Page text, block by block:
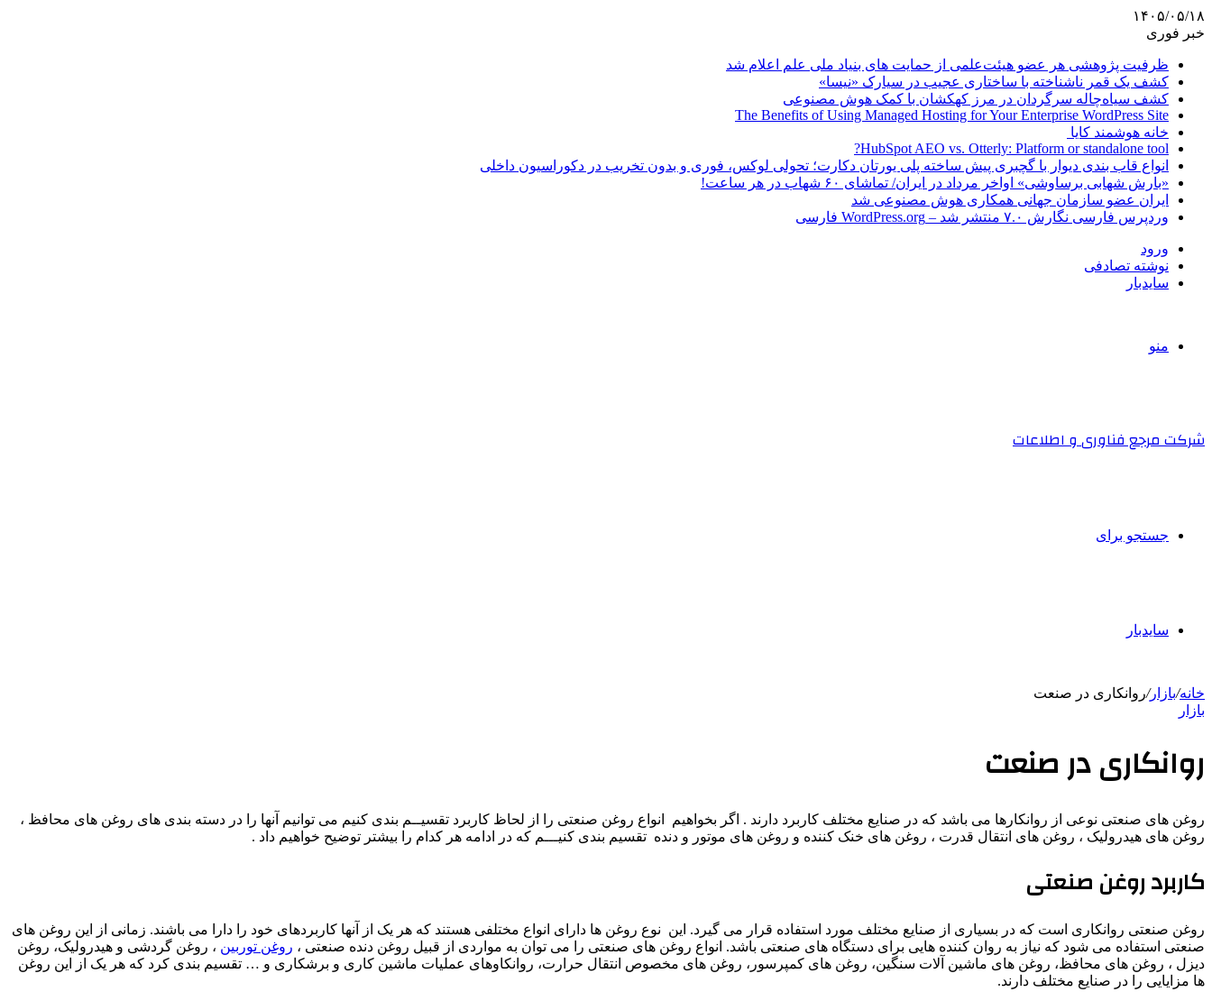
۱۴۰۵/۰۵/۱۸
خبر فوری
ظرفیت پژوهشی هر عضو هیئت‌علمی از حمایت های بنیاد ملی علم اعلام شد
کشف یک قمر ناشناخته با ساختاری عجیب در سیارک «نیسا»
کشف سیاه‌چاله سرگردان در مرز کهکشان با کمک هوش مصنوعی
The Benefits of Using Managed Hosting for Your Enterprise WordPress Site
خانه هوشمند کایا
HubSpot AEO vs. Otterly: Platform or standalone tool?
انواع قاب بندی دیوار با گچبری پیش ساخته پلی یورتان دکارت؛ تحولی لوکس، فوری و بدون تخریب در دکوراسیون داخلی
«بارش شهابی برساوشی» اواخر مرداد در ایران/ تماشای ۶۰ شهاب در هر ساعت!
ایران عضو سازمان جهانی همکاری هوش مصنوعی شد
وردپرس فارسی نگارش ۷.۰ منتشر شد – WordPress.org فارسی
ورود
نوشته تصادفی
سایدبار
منو
شرکت مرجع فناوری و اطلاعات
جستجو برای
سایدبار
خانه/بازار/روانکاری در صنعت
بازار
روانکاری در صنعت
روغن های صنعتی نوعی از روانکارها می باشد که در صنایع مختلف کاربرد دارند . اگر بخواهیم انواع روغن صنعتی را از لحاظ کاربرد تقسیــم بندی کنیم می توانیم آنها را در دسته بندی های روغن های محافظ ،
روغن های هیدرولیک ، روغن های انتقال قدرت ، روغن های خنک کننده و روغن های موتور و دنده تقسیم بندی کنیـــم که در ادامه هر کدام را بیشتر توضیح خواهیم داد .
کاربرد روغن صنعتی
روغن صنعتی روانکاری است که در بسیاری از صنایع مختلف مورد استفاده قرار می گیرد. این نوع روغن ها دارای انواع مختلفی هستند که هر یک از آنها کاربردهای خود را دارا می باشند. زمانی از این روغن های
صنعتی استفاده می شود که نیاز به روان کننده هایی برای دستگاه های صنعتی باشد. انواع روغن های صنعتی را می توان به مواردی از قبیل روغن دنده صنعتی ، روغن توربین ، روغن گردشی و هیدرولیک، روغن
دیزل ، روغن های محافظ، روغن های ماشین آلات سنگین، روغن های کمپرسور، روغن های مخصوص انتقال حرارت، روانکاوهای عملیات ماشین کاری و برشکاری و … تقسیم بندی کرد که هر یک از این روغن
ها مزایایی را در صنایع مختلف دارند.